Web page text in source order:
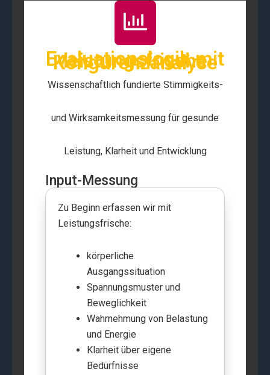
Evaluationslogik mit
leistungsfrische
Kongurenzanalyse
Wissenschaftlich fundierte Stimmigkeits-
und Wirksamkeitsmessung für gesunde
Leistung, Klarheit und Entwicklung
Input-Messung
Zu Beginn erfassen wir mit
Leistungsfrische:
körperliche
Ausgangssituation
Spannungsmuster und
Beweglichkeit
Wahrnehmung von Belastung
und Energie
Klarheit über eigene
Bedürfnisse